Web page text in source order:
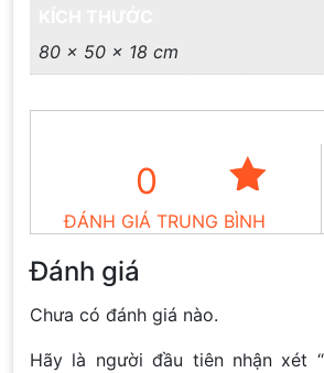
80 × 50 × 18 cm
0
ĐÁNH GIÁ TRUNG BÌNH
Đánh giá
Chưa có đánh giá nào.
Hãy là người đầu tiên nhận xét